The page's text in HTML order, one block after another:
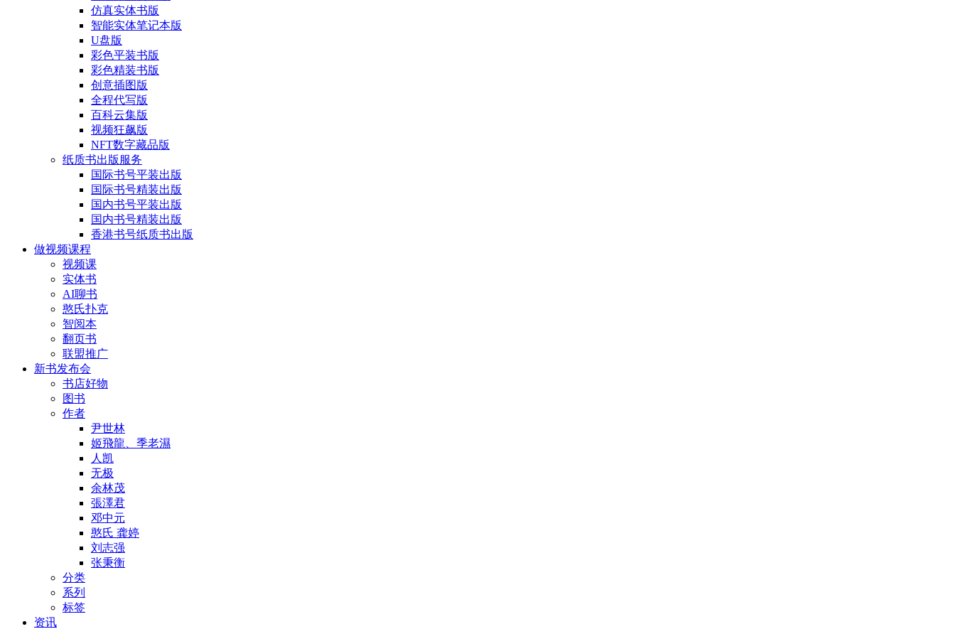
仿真实体书版
智能实体笔记本版
U盘版
彩色平装书版
彩色精装书版
创意插图版
全程代写版
百科云集版
视频狂飙版
NFT数字藏品版
纸质书出版服务
国际书号平装出版
国际书号精装出版
国内书号平装出版
国内书号精装出版
香港书号纸质书出版
做视频课程
视频课
实体书
AI聊书
憨氏扑克
智阅本
翻页书
联盟推广
新书发布会
书店好物
图书
作者
尹世林
姬飛龍、季老濕
人凯
无极
余林茂
張澤君
邓中元
憨氏 龚婷
刘志强
张秉衡
分类
系列
标签
资讯